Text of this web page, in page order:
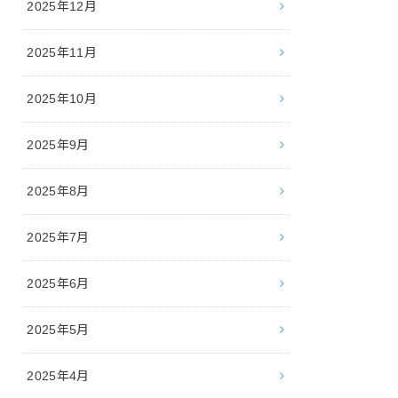
2025年12月
2025年11月
2025年10月
2025年9月
2025年8月
2025年7月
2025年6月
2025年5月
2025年4月